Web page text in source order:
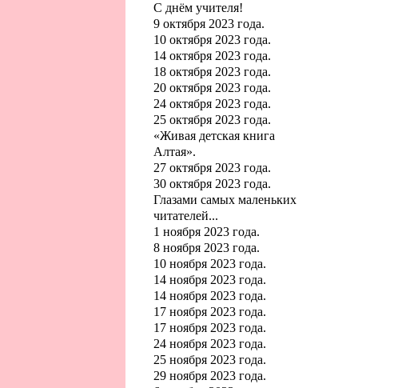
С днём учителя!
9 октября 2023 года.
10 октября 2023 года.
14 октября 2023 года.
18 октября 2023 года.
20 октября 2023 года.
24 октября 2023 года.
25 октября 2023 года.
«Живая детская книга
Алтая».
27 октября 2023 года.
30 октября 2023 года.
Глазами самых маленьких
читателей...
1 ноября 2023 года.
8 ноября 2023 года.
10 ноября 2023 года.
14 ноября 2023 года.
14 ноября 2023 года.
17 ноября 2023 года.
17 ноября 2023 года.
24 ноября 2023 года.
25 ноября 2023 года.
29 ноября 2023 года.